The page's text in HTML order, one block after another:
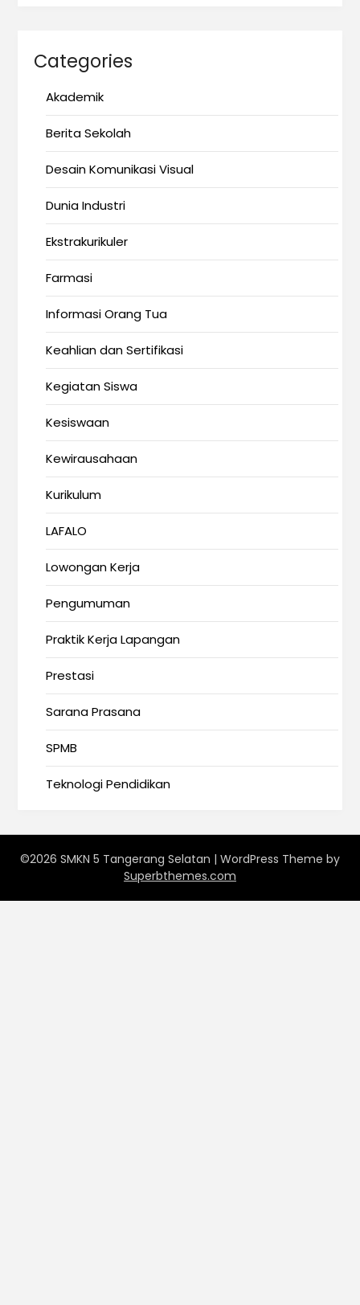
Categories
Akademik
Berita Sekolah
Desain Komunikasi Visual
Dunia Industri
Ekstrakurikuler
Farmasi
Informasi Orang Tua
Keahlian dan Sertifikasi
Kegiatan Siswa
Kesiswaan
Kewirausahaan
Kurikulum
LAFALO
Lowongan Kerja
Pengumuman
Praktik Kerja Lapangan
Prestasi
Sarana Prasana
SPMB
Teknologi Pendidikan
©2026 SMKN 5 Tangerang Selatan | WordPress Theme by
Superbthemes.com